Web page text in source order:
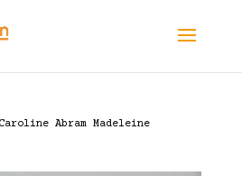
Abram Madeleine